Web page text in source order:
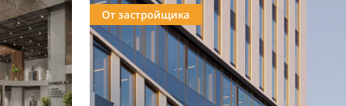
От застройщика